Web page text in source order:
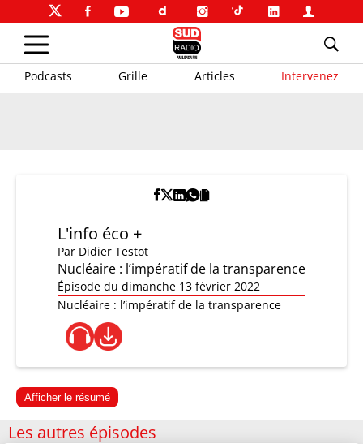
Podcasts Grille Articles Intervenez
L'info éco +
Par Didier Testot
Nucléaire : l’impératif de la transparence
Épisode du dimanche 13 février 2022
Nucléaire : l’impératif de la transparence
Afficher le résumé
Les autres épisodes